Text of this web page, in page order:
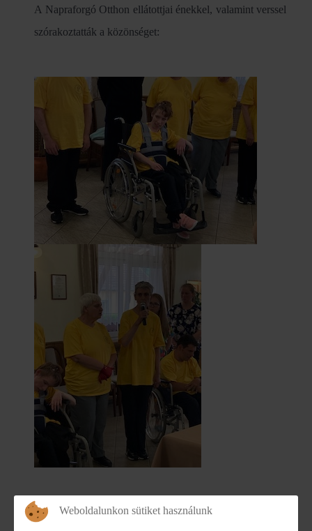
A Napraforgó Otthon ellátottjai énekkel, valamint verssel
szórakoztatták a közönséget:
Weboldalunkon sütiket használunk